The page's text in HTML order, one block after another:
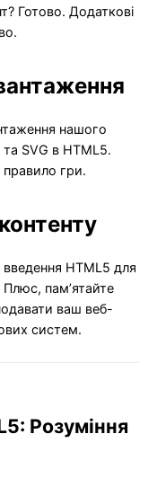
Готово. Додаткові
нашого
SVG в HTML5.
правило гри.
HTML5 для
пам’ятайте
ваш веб-
систем.
Розуміння